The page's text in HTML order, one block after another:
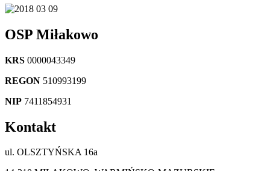
OSP Miłakowo
KRS 0000043349
REGON 510993199
NIP 7411854931
Kontakt
ul. OLSZTYŃSKA 16a